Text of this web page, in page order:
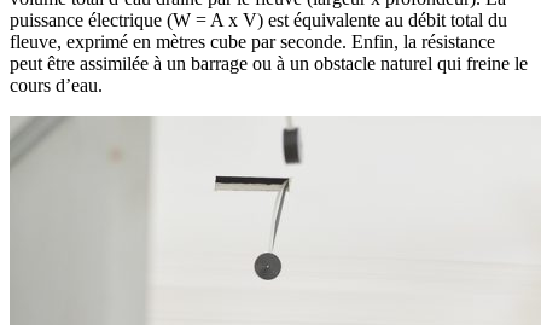
puissance électrique (W = A x V) est équivalente au débit total du
fleuve, exprimé en mètres cube par seconde. Enfin, la résistance
peut être assimilée à un barrage ou à un obstacle naturel qui freine le
cours d’eau.